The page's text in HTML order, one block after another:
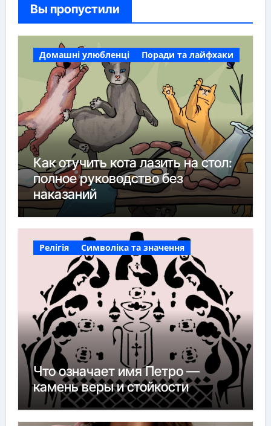
Вы пропустили
Домашні улюбленці Поради та лайфхаки
Как отучить кота лазить на стол:
полное руководство без
наказаний
Релігія Символіка та значення
Что означает имя Петро —
камень веры и стойкости